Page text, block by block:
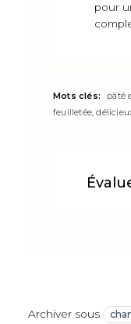
pour
Mots clés:
pâté
feuilletée,
Archiver sous